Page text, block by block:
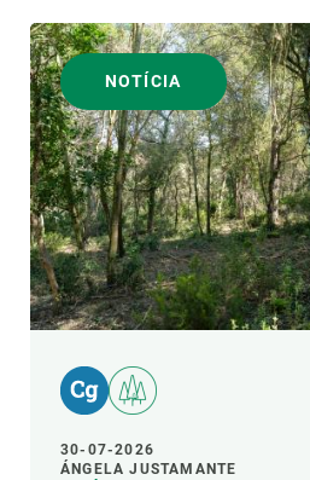
NOTÍCIA
30-07-2026
ÁNGELA JUSTAMANTE